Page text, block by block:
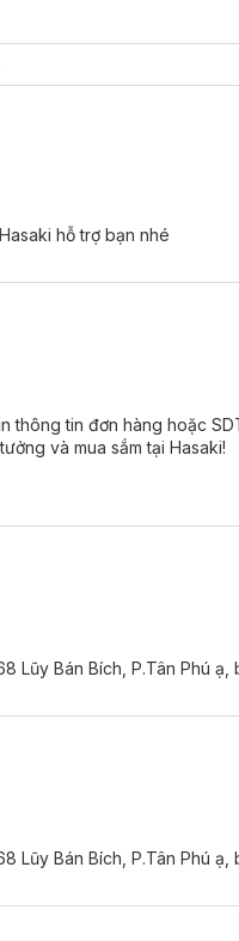
hỗ trợ bạn nhé
thông tin đơn hàng hoặc
và mua sắm tại Hasaki!
Lũy Bán Bích, P.Tân Phú ạ,
Lũy Bán Bích, P.Tân Phú ạ,